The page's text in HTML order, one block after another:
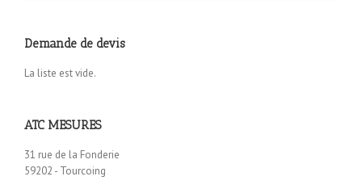
Demande de devis
La liste est vide.
ATC MESURES
31 rue de la Fonderie
59202 - Tourcoing